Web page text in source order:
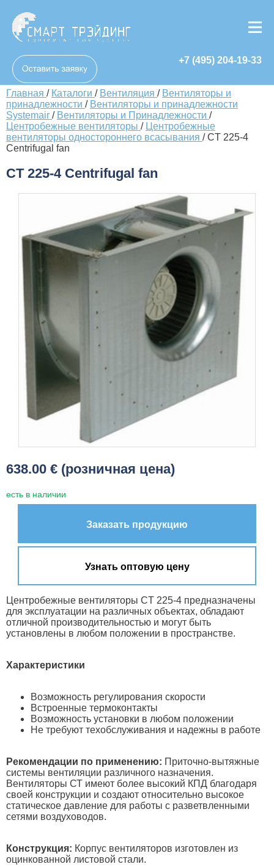
+7 (495) 204-19-33
Главная / Каталоги / Вентиляция / Вентиляторы и
принадлежности / Вентиляторы и принадлежности
Systemair / Вентиляторы и Принадлежности /
Центробежные вентиляторы / Центробежные
вентиляторы одностороннего всасывания /CT 225-4
Centrifugal fan
CT 225-4 Centrifugal fan
638.00 € (розничная цена)
есть в наличии
Заказать продукцию
Узнать оптовую цену
Центробежные вентиляторы CT 225-4 предназначены
для эксплуатации на различных объектах, обладают
отличной производительностью и могут быть
установлены в любом положении в пространстве.
Характеристики
Возможность регулирования скорости
Встроенные термоконтакты
Возможность установки в любом положении
Не требуют техобслуживания и надежны в работе
Рекомендации по применению: Приточно-вытяжные
системы вентиляции различного назначения.
Вентиляторы СТ имеют более высокий КПД благодаря
своей конструкции и создают относительно высокое
статическое давление для работы с разветвленными
сетями воздуховодов.
Конструкция: Корпус вентиляторов изготовлен из
оцинкованной листовой стали.